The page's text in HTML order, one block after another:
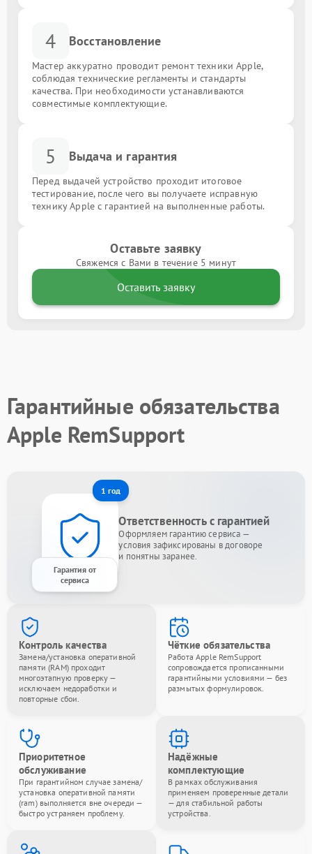
4 Восстановление
Мастер аккуратно проводит ремонт техники Apple,
соблюдая технические регламенты и стандарты
качества. При необходимости устанавливаются
совместимые комплектующие.
5 Выдача и гарантия
Перед выдачей устройство проходит итоговое
тестирование, после чего вы получаете исправную
технику Apple с гарантией на выполненные работы.
Оставьте заявку
Свяжемся с Вами в течение 5 минут
Оставить заявку
Гарантийные обязательства
Apple RemSupport
1 год
Гарантия от
сервиса
Ответственность с гарантией
Оформляем гарантию сервиса —
условия зафиксированы в договоре
и понятны заранее.
Контроль качества
Замена/установка оперативной
памяти (RAM) проходит
многоэтапную проверку —
исключаем недоработки и
повторные сбои.
Чёткие обязательства
Работа Apple RemSupport
сопровождается прописанными
гарантийными условиями — без
размытых формулировок.
Приоритетное
обслуживание
При гарантийном случае замена/
установка оперативной памяти
(ram) выполняется вне очереди —
быстро устраняем проблему.
Надёжные
комплектующие
В рамках обслуживания
применяем проверенные детали
— для стабильной работы
устройства.